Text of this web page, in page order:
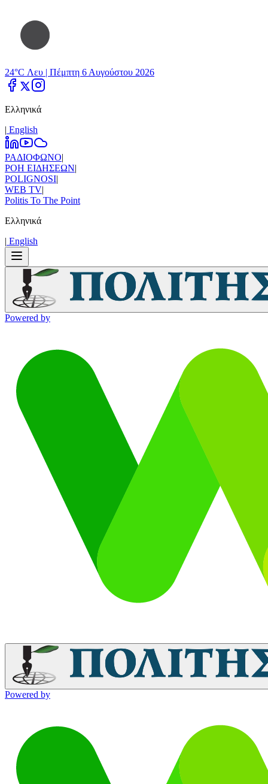
24°C Λευ | Πέμπτη 6 Αυγούστου 2026
Ελληνικά
| Εnglish
ΡΑΔΙΟΦΩΝΟ|
ΡΟΗ ΕΙΔΗΣΕΩΝ|
POLIGNOSI|
WEB TV|
Politis To The Point
Ελληνικά
| Εnglish
Powered by
Powered by